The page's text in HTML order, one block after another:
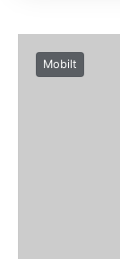
Mobilt